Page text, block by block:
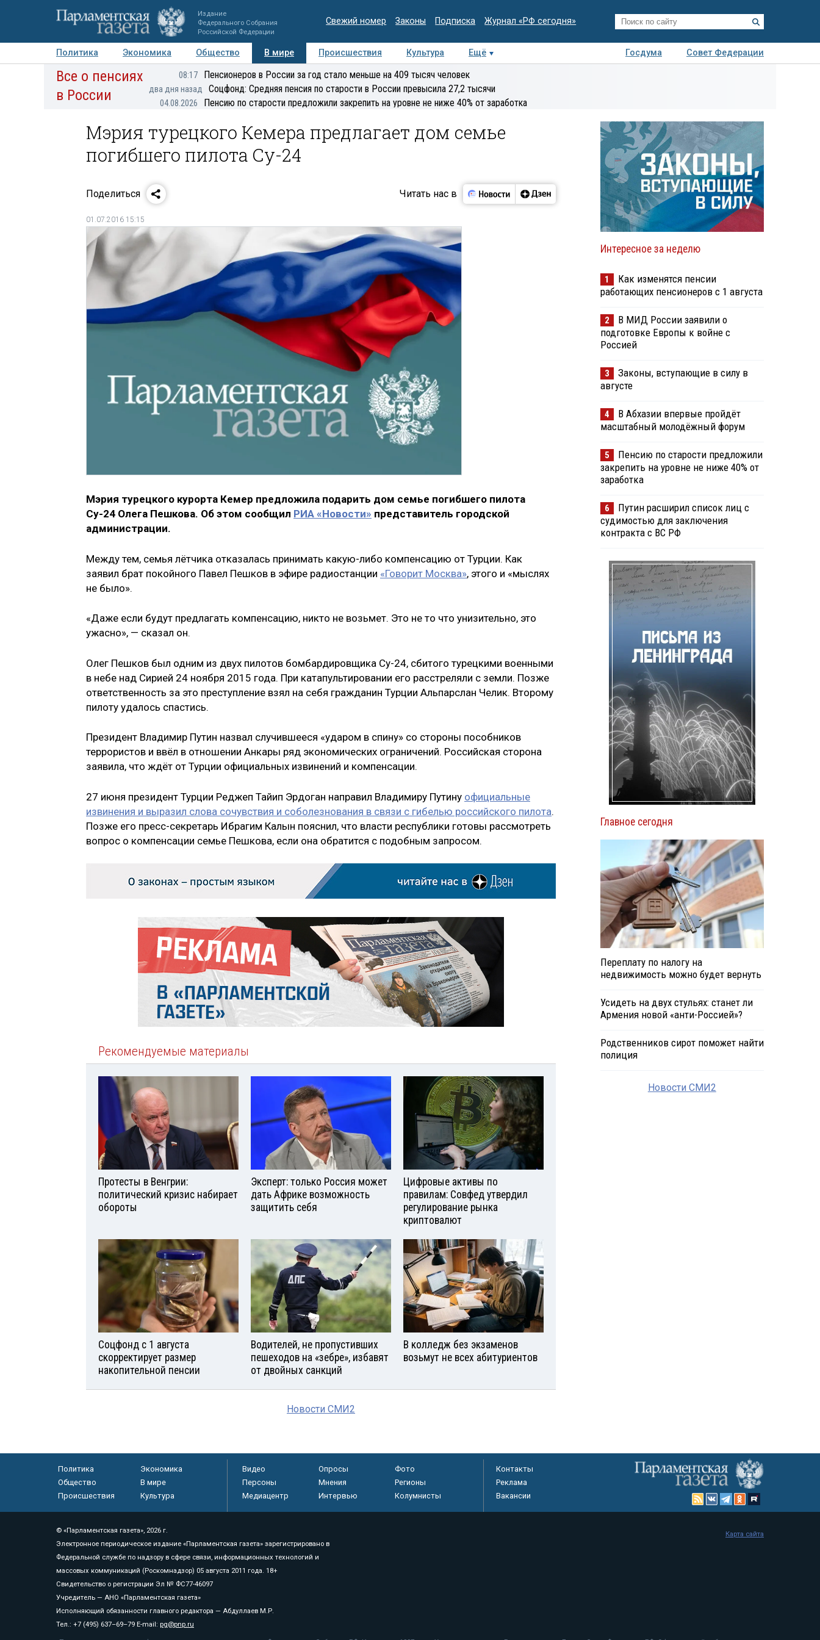
Издание
Федерального Собрания
Российской Федерации
Свежий номер Законы Подписка Журнал «РФ сегодня»
Политика Экономика Общество В мире Происшествия Культура Ещё Госдума
Совет Федерации
Авторы Персоны Мнения Регионы Медиацентр Интервью Колумнисты
Все о пенсиях
в России
08:17 Пенсионеров в России за год стало меньше на 409 тысяч человек
два дня назад Соцфонд: Средняя пенсия по старости в России превысила 27,2 тысячи
04.08.2026 Пенсию по старости предложили закрепить на уровне не ниже 40% от заработка
Мэрия турецкого Кемера предлагает дом семье
погибшего пилота Су-24
Поделиться Читать нас в
01.07.2016 15:15
Мэрия турецкого курорта Кемер предложила подарить дом семье погибшего пилота
Су-24 Олега Пешкова. Об этом сообщил РИА «Новости» представитель городской
администрации.
Между тем, семья лётчика отказалась принимать какую-либо компенсацию от Турции. Как
заявил брат покойного Павел Пешков в эфире радиостанции «Говорит Москва», этого и «мыслях
не было».
«Даже если будут предлагать компенсацию, никто не возьмет. Это не то что унизительно, это
ужасно», — сказал он.
Олег Пешков был одним из двух пилотов бомбардировщика Су-24, сбитого турецкими военными
в небе над Сирией 24 ноября 2015 года. При катапультировании его расстреляли с земли. Позже
ответственность за это преступление взял на себя гражданин Турции Альпарслан Челик. Второму
пилоту удалось спастись.
Президент Владимир Путин назвал случившееся «ударом в спину» со стороны пособников
террористов и ввёл в отношении Анкары ряд экономических ограничений. Российская сторона
заявила, что ждёт от Турции официальных извинений и компенсации.
27 июня президент Турции Реджеп Тайип Эрдоган направил Владимиру Путину официальные
извинения и выразил слова сочувствия и соболезнования в связи с гибелью российского пилота.
Позже его пресс-секретарь Ибрагим Калын пояснил, что власти республики готовы рассмотреть
вопрос о компенсации семье Пешкова, если она обратится с подобным запросом.
Рекомендуемые материалы
Протесты в Венгрии:
политический кризис набирает
обороты
Эксперт: только Россия может
дать Африке возможность
защитить себя
Цифровые активы по
правилам: Совфед утвердил
регулирование рынка
криптовалют
Соцфонд с 1 августа
скорректирует размер
накопительной пенсии
Водителей, не пропустивших
пешеходов на «зебре», избавят
от двойных санкций
В колледж без экзаменов
возьмут не всех абитуриентов
Новости СМИ2
Интересное за неделю
1
Как изменятся пенсии
работающих пенсионеров с 1 августа
2
В МИД России заявили о
подготовке Европы к войне с
Россией
3
Законы, вступающие в силу в
августе
4
В Абхазии впервые пройдёт
масштабный молодёжный форум
5
Пенсию по старости предложили
закрепить на уровне не ниже 40% от
заработка
6
Путин расширил список лиц с
судимостью для заключения
контракта с ВС РФ
Главное сегодня
Переплату по налогу на
недвижимость можно будет вернуть
Усидеть на двух стульях: станет ли
Армения новой «анти-Россией»?
Родственников сирот поможет найти
полиция
Новости СМИ2
Политика
Экономика
Общество
В мире
Происшествия
Культура
Видео Опросы
Фото
Персоны
Мнения
Регионы
Медиацентр
Интервью Колумнисты
Контакты
Реклама
Вакансии
© «Парламентская газета», 2026 г.
Электронное периодическое издание «Парламентская газета» зарегистрировано в
Федеральной службе по надзору в сфере связи, информационных технологий и
массовых коммуникаций (Роскомнадзор) 05 августа 2011 года. 18+
Свидетельство о регистрации Эл № ФС77-46097
Учредитель — АНО «Парламентская газета»
Исполняющий обязанности главного редактора — Абдуллаев М.Р.
Тел.: +7 (495) 637–69–79 E-mail: pg@pnp.ru
Карта сайта